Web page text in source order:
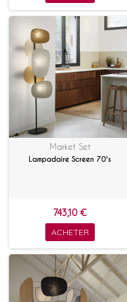
Market Set
Lampadaire Screen 70's
743,10 €
ACHETER